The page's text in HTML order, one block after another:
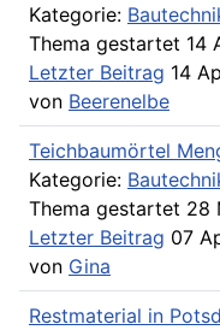
Kategorie:
Thema gestartet 14
Letzter Beitrag 14
von Beerenelbe
Teichbaumörtel
Kategorie:
Thema gestartet 28
Letzter Beitrag 07
von Gina
Restmaterial in